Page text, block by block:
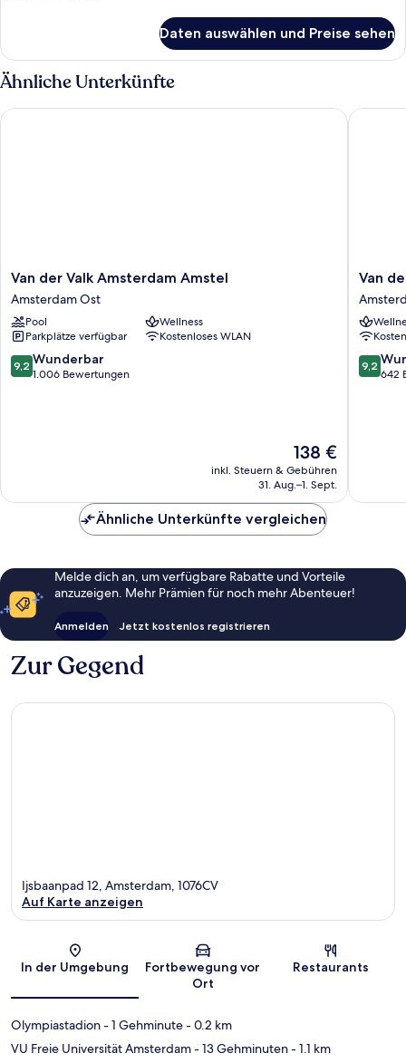
anzeigen
(Bronze)
Room
Non
Smoking
Daten auswählen und Preise sehen
Ähnliche Unterkünfte
Van
der
Valk
Amsterdam
Amstel
Amsterdam
Ost
Van der Valk Amsterdam Amstel
Amsterdam Ost
Pool
Wellness
Parkplätze verfügbar
Kostenloses WLAN
9.2
von
9,2 Wunderbar
1.006 Bewertungen
Der
Preis
beträgt
138 €
inkl. Steuern & Gebühren
31. Aug.–1. Sept.
Van der Valk Amsterdam Amstel
Van
der
Valk
Hotel
Zuidas
Van
9.2
von
9,2
642
Van der
Ähnliche Unterkünfte vergleichen
Melde dich an, um verfügbare Rabatte und Vorteile
anzuzeigen. Mehr Prämien für noch mehr Abenteuer!
Anmelden Jetzt kostenlos registrieren
Zur Gegend
Karte
Ijsbaanpad 12, Amsterdam, 1076CV
Auf Karte anzeigen
In der Umgebung
Fortbewegung vor
Ort
Restaurants
Olympiastadion- 1 Gehminute- 0.2 km
VU Freie Universität Amsterdam- 13 Gehminuten- 1.1 km